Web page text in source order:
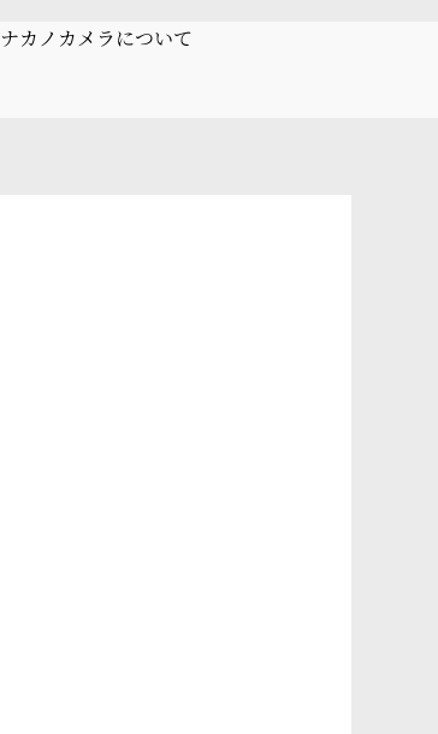
ナカノカメラについて